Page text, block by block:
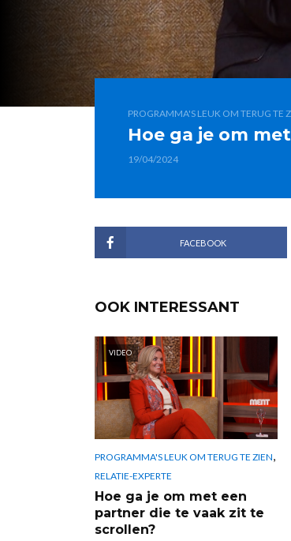
PROGRAMMA'S LEUK OM TERUG TE
Hoe ga je om
19/04/2024
FACEBOOK
OOK INTERESSANT
VIDEO
PROGRAMMA'S LEUK OM TERUG TE ZIEN,
RELATIE-EXPERTE
Hoe ga je om met een
partner die te vaak zit te
scrollen?